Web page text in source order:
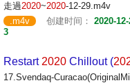
走過2020~2020-12-29.m4v
.m4v
创建时间： 2020-
3
Restart 2020 Chillout (
17.Svendaq-